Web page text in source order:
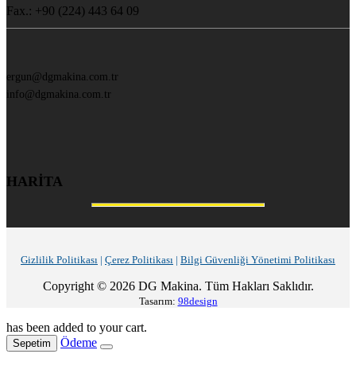
Fax.: +90 (224) 443 64 09
ergun@dgmakina.com.tr
info@dgmakina.com.tr
HARİTA
Gizlilik Politikası | Çerez Politikası | Bilgi Güvenliği Yönetimi Politikası
Copyright © 2026 DG Makina. Tüm Hakları Saklıdır.
Tasarım: 98design
has been added to your cart.
Sepetim Ödeme